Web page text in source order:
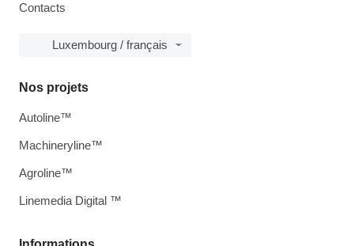
Contacts
Luxembourg / français
Nos projets
Autoline™
Machineryline™
Agroline™
Linemedia Digital ™